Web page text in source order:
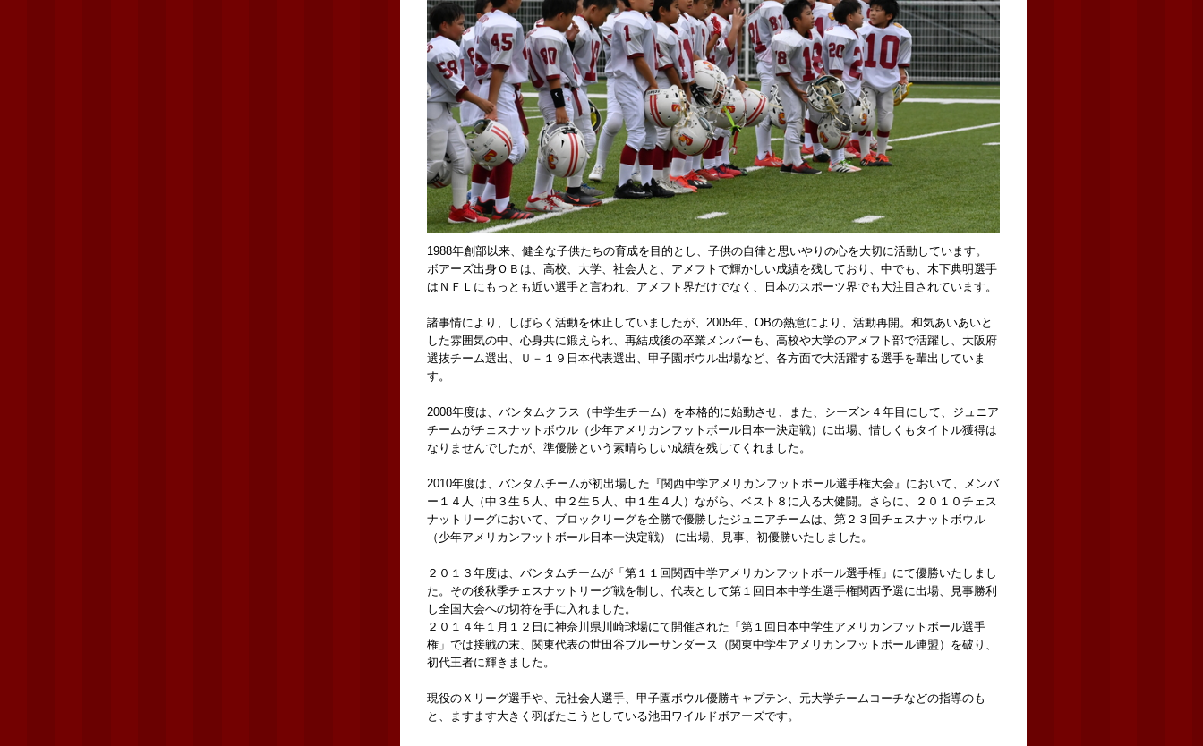
1988年創部以来、健全な子供たちの育成を目的とし、子供の自律と思いやりの心を大切に活動しています。
ボアーズ出身ＯＢは、高校、大学、社会人と、アメフトで輝かしい成績を残しており、中でも、木下典明選手
はＮＦＬにもっとも近い選手と言われ、アメフト界だけでなく、日本のスポーツ界でも大注目されています。
諸事情により、しばらく活動を休止していましたが、2005年、OBの熱意により、活動再開。和気あいあいと
した雰囲気の中、心身共に鍛えられ、再結成後の卒業メンバーも、高校や大学のアメフト部で活躍し、大阪府
選抜チーム選出、Ｕ－１９日本代表選出、甲子園ボウル出場など、各方面で大活躍する選手を輩出していま
す。
2008年度は、バンタムクラス（中学生チーム）を本格的に始動させ、また、シーズン４年目にして、ジュニア
チームがチェスナットボウル（少年アメリカンフットボール日本一決定戦）に出場、惜しくもタイトル獲得は
なりませんでしたが、準優勝という素晴らしい成績を残してくれました。
2010年度は、バンタムチームが初出場した『関西中学アメリカンフットボール選手権大会』において、メンバ
ー１４人（中３生５人、中２生５人、中１生４人）ながら、ベスト８に入る大健闘。さらに、２０１０チェス
ナットリーグにおいて、ブロックリーグを全勝で優勝したジュニアチームは、第２３回チェスナットボウル
（少年アメリカンフットボール日本一決定戦） に出場、見事、初優勝いたしました。
２０１３年度は、バンタムチームが「第１１回関西中学アメリカンフットボール選手権」にて優勝いたしまし
た。その後秋季チェスナットリーグ戦を制し、代表として第１回日本中学生選手権関西予選に出場、見事勝利
し全国大会への切符を手に入れました。
２０１４年１月１２日に神奈川県川崎球場にて開催された「第１回日本中学生アメリカンフットボール選手
権」では接戦の末、関東代表の世田谷ブルーサンダース（関東中学生アメリカンフットボール連盟）を破り、
初代王者に輝きました。
現役のＸリーグ選手や、元社会人選手、甲子園ボウル優勝キャプテン、元大学チームコーチなどの指導のも
と、ますます大きく羽ばたこうとしている池田ワイルドボアーズです。